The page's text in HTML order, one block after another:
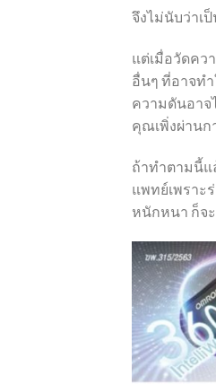
จึงไม่นับว่าเป็
แต่เมื่อวัดคว
อื่นๆ ที่อาจท
ความดันอาจ
คุณเพิ่งผ่านก
ถ้าทำตามนี้แ
แพทย์เพราะ
หนักหนา ก็จ